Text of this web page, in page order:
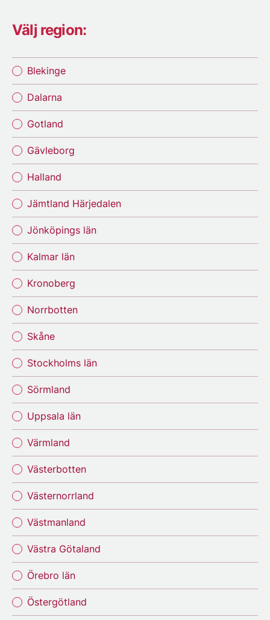
Välj region:
Blekinge
Dalarna
Gotland
Gävleborg
Halland
Jämtland Härjedalen
Jönköpings län
Kalmar län
Kronoberg
Norrbotten
Skåne
Stockholms län
Sörmland
Uppsala län
Värmland
Västerbotten
Västernorrland
Västmanland
Västra Götaland
Örebro län
Östergötland